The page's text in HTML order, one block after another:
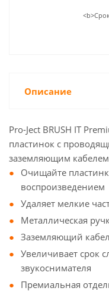
Описание
Pro-Ject BRUSH IT
пластинок с
заземляющим кабелем
Очищайте
воспроизведением
Удаляет мелкие
Металлическая
Заземляющий
Увеличивает срок
звукоснимателя
Премиальная